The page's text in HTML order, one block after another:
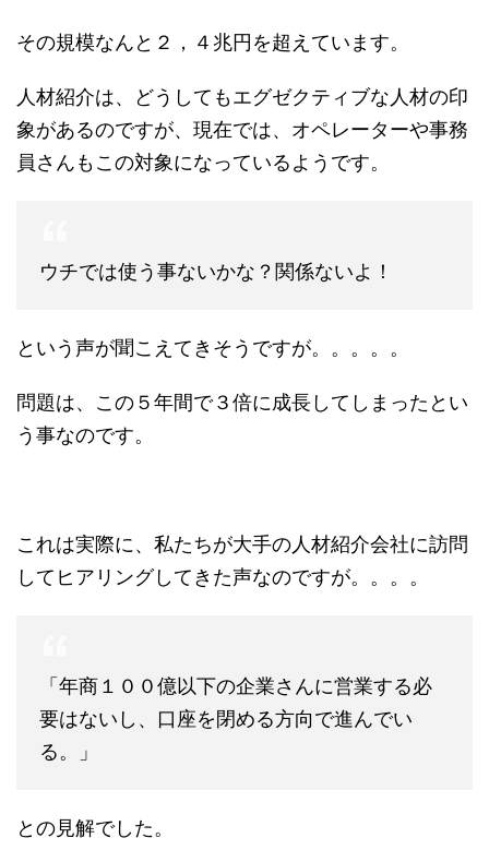
その規模なんと２，４兆円を超えています。
人材紹介は、どうしてもエグゼクティブな人材の印
象があるのですが、現在では、オペレーターや事務
員さんもこの対象になっているようです。
ウチでは使う事ないかな？関係ないよ！
という声が聞こえてきそうですが。。。。。
問題は、この５年間で３倍に成長してしまったとい
う事なのです。
これは実際に、私たちが大手の人材紹介会社に訪問
してヒアリングしてきた声なのですが。。。。
「年商１００億以下の企業さんに営業する必
要はないし、口座を閉める方向で進んでい
る。」
との見解でした。